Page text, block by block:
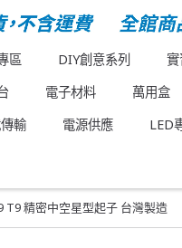
區 DIY創意系列
電子材料 萬用盒
輸 電源供應 LED
T9 精密中空星型起子 台灣製造